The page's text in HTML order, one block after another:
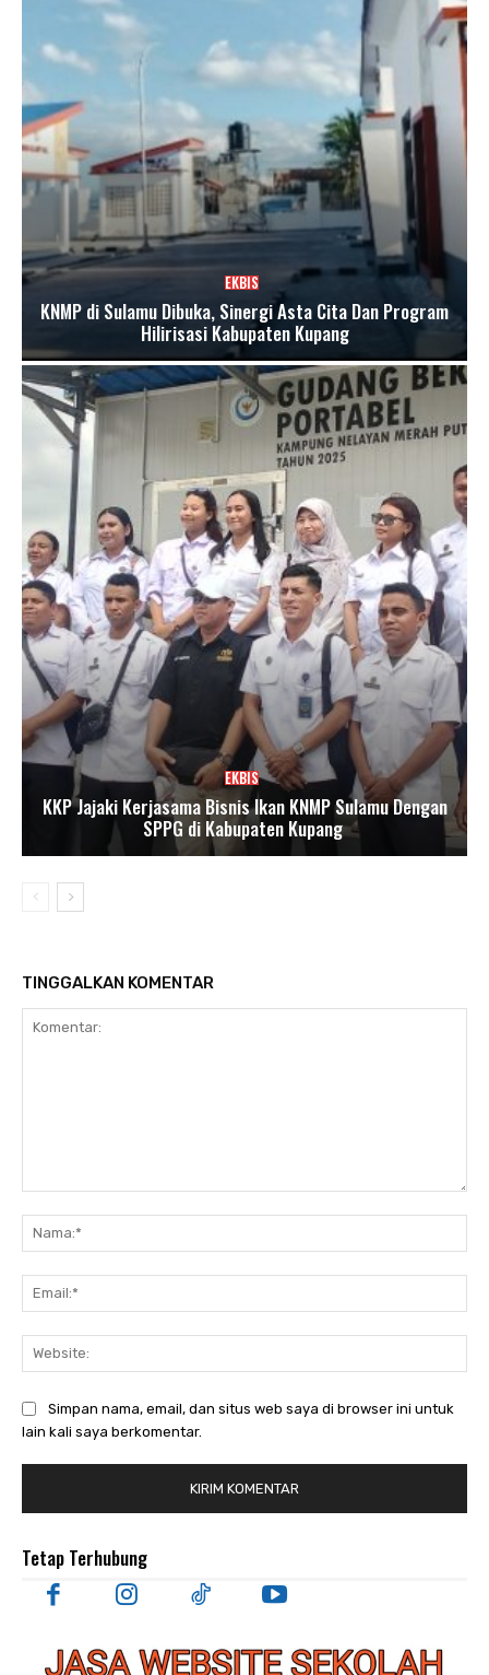
EKBIS
KNMP di Sulamu Dibuka, Sinergi Asta Cita Dan Program
Hilirisasi Kabupaten Kupang
EKBIS
KKP Jajaki Kerjasama Bisnis Ikan KNMP Sulamu Dengan
SPPG di Kabupaten Kupang
TINGGALKAN KOMENTAR
Simpan nama, email, dan situs web saya di browser ini untuk
lain kali saya berkomentar.
Tetap Terhubung